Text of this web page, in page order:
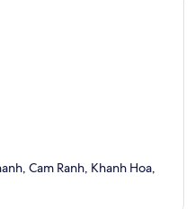
Cam Ranh, Khanh Hoa,